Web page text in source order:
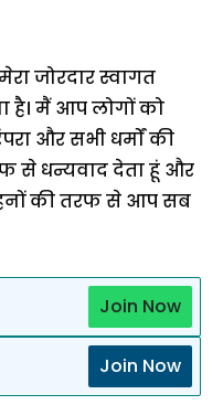
जोरदार स्वागत
है। मैं आप लोगों को
और सभी धर्मों की
से धन्यवाद देता हूं और
की तरफ से आप सब
Join Now
Join Now